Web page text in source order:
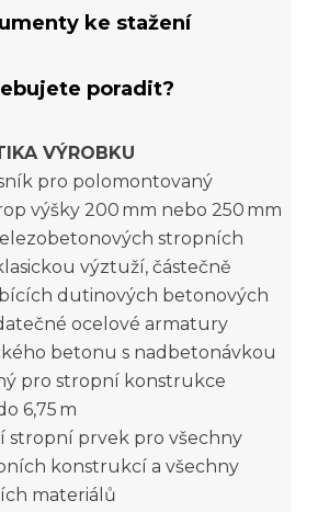
ke stažení
poradit?
VÝROBKU
pro polomontovaný
výšky 200 mm nebo 250 mm
stropních
výztuží, částečně
dutinových betonových
ocelové armatury
betonu s nadbetonávkou
pro stropní konstrukce
6,75 m
stropní prvek pro všechny
konstrukcí a všechny
materiálů